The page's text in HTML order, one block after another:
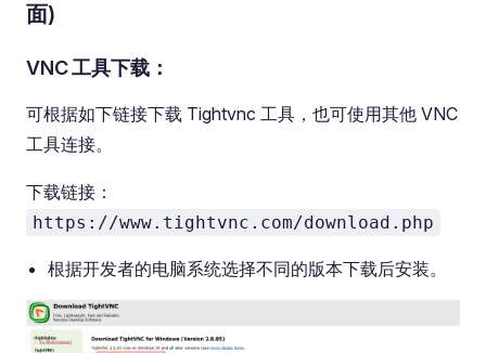
面)
VNC 工具下载：
可根据如下链接下载 Tightvnc 工具，也可使用其他 VNC
工具连接。
下载链接：
https://www.tightvnc.com/download.php
根据开发者的电脑系统选择不同的版本下载后安装。